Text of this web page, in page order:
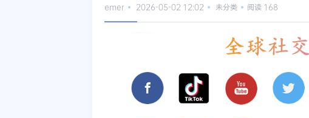
emer 2026-05-02 12:02 未分类 阅读 168